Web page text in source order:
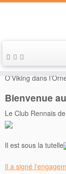
Passer
au
contenu
Accueil »
O’Viking dans
Bienvenue
Le Club Rennais
Il est sous la tutelle
Il a signé